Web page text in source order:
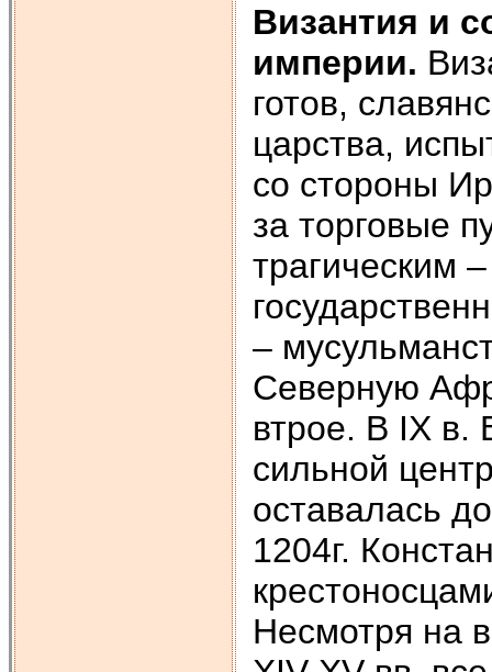
Византия и
империи.
готов,
царства,
со стороны
за торговые
трагическим
–
Северную
втрое. В IX в.
сильной
оставалась
1204г.
Несмотря на